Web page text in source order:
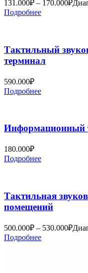
131.000₽ – 170.000₽
Подробнее
Тактильный
терминал
590.000₽
Подробнее
Информационный
180.000₽
Подробнее
Тактильная
помещений
500.000₽ – 530.000₽
Подробнее